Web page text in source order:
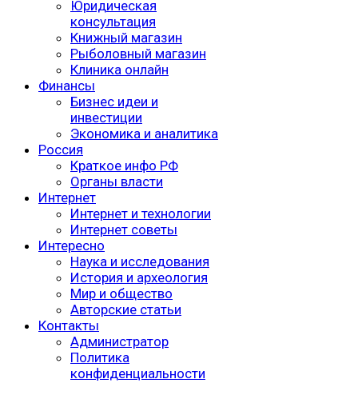
Юридическая
консультация
Книжный магазин
Рыболовный магазин
Клиника онлайн
Финансы
Бизнес идеи и
инвестиции
Экономика и аналитика
Россия
Краткое инфо РФ
Органы власти
Интернет
Интернет и технологии
Интернет советы
Интересно
Наука и исследования
История и археология
Мир и общество
Авторские статьи
Контакты
Администратор
Политика
конфиденциальности